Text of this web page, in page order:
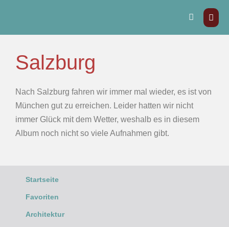
Salzburg
Nach Salzburg fahren wir immer mal wieder, es ist von
München gut zu erreichen. Leider hatten wir nicht
immer Glück mit dem Wetter, weshalb es in diesem
Album noch nicht so viele Aufnahmen gibt.
Startseite
Favoriten
Architektur